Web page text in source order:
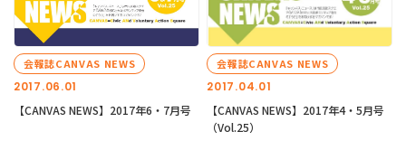
2017.06.01
会報誌CANVAS NEWS
【CANVAS NEWS】2017年6・7月号
2017.04.01
会報誌CANVAS NEWS
【CANVAS NEWS】2017年4・5月号
（Vol.25）